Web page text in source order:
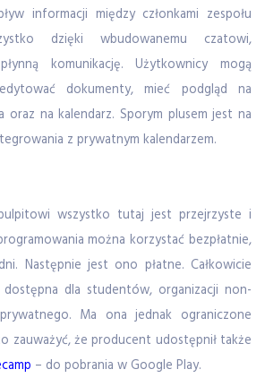
informacji między członkami zespołu
dzięki wbudowanemu czatowi,
komunikację. Użytkownicy mogą
dokumenty, mieć podgląd na
oraz na kalendarz. Sporym plusem jest na
z prywatnym kalendarzem.
wszystko tutaj jest przejrzyste i
można korzystać bezpłatnie,
Następnie jest ono płatne. Całkowicie
dla studentów, organizacji non-
Ma ona jednak ograniczone
zauważyć, że producent udostępnił także
– do pobrania w Google Play.